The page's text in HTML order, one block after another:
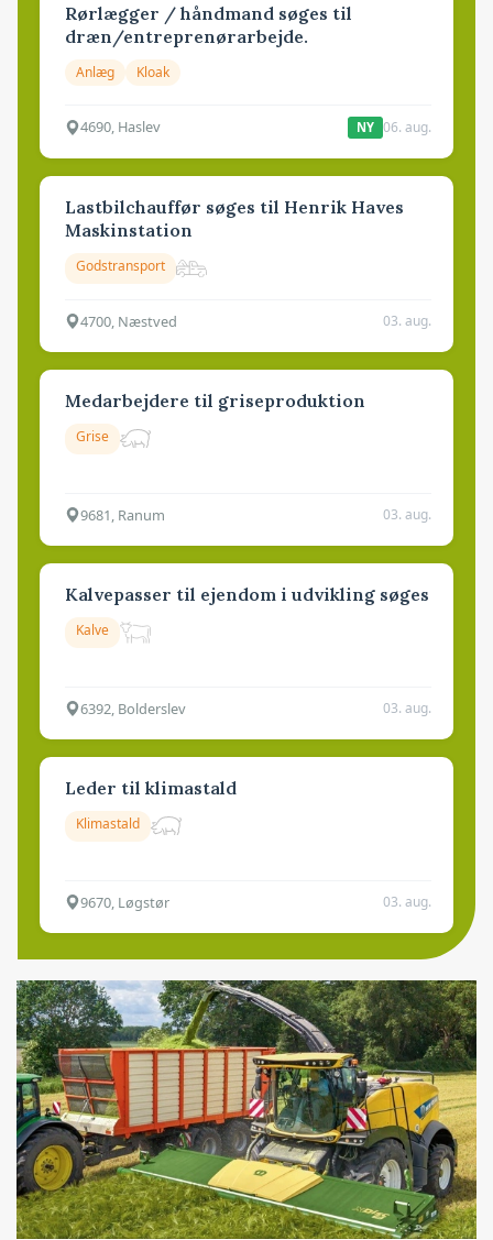
Rørlægger / håndmand søges til
dræn/entreprenørarbejde.
Anlæg Kloak
4690, Haslev NY 06. aug.
Lastbilchauffør søges til Henrik Haves
Maskinstation
Godstransport
4700, Næstved 03. aug.
Medarbejdere til griseproduktion
Grise
9681, Ranum 03. aug.
Kalvepasser til ejendom i udvikling søges
Kalve
6392, Bolderslev 03. aug.
Leder til klimastald
Klimastald
9670, Løgstør 03. aug.